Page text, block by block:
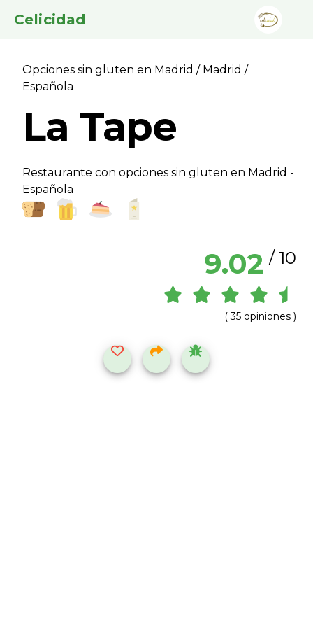
Celicidad
Opciones sin gluten en Madrid / Madrid /
Española
La Tape
Restaurante con opciones sin gluten en Madrid -
Española
9.02 / 10
( 35 opiniones )